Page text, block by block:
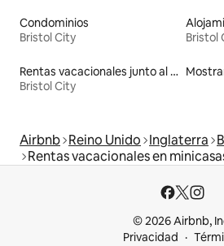
Condominios
Bristol City
Bristol
Rentas vacacionales junto al agua
Bristol City
Airbnb Reino Unido Inglaterra
Rentas vacacionales en
© 2026 Airbnb,
Privacidad